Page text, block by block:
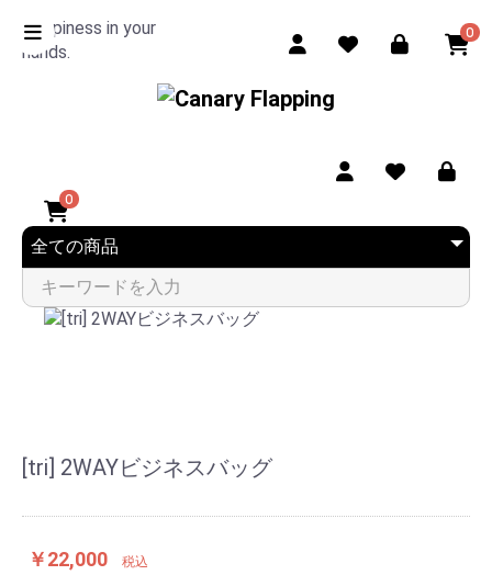
Happiness in your
hands.
0
0
[tri] 2WAYビジネスバッグ
￥22,000 税込